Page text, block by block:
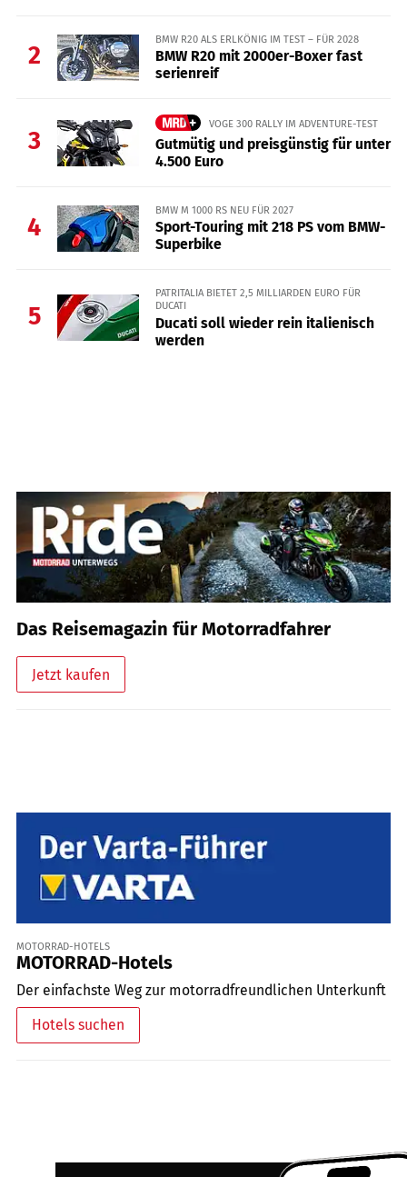
2
BMW R20 ALS ERLKÖNIG IM TEST – FÜR 2028
BMW R20 mit 2000er-Boxer fast
serienreif
3
VOGE 300 RALLY IM ADVENTURE-TEST
Gutmütig und preisgünstig für unter
4.500 Euro
4
BMW M 1000 RS NEU FÜR 2027
Sport-Touring mit 218 PS vom BMW-
Superbike
5
PATRITALIA BIETET 2,5 MILLIARDEN EURO FÜR
DUCATI
Ducati soll wieder rein italienisch
werden
Das Reisemagazin für Motorradfahrer
Jetzt kaufen
MOTORRAD-HOTELS
MOTORRAD-Hotels
Der einfachste Weg zur motorradfreundlichen Unterkunft
Hotels suchen